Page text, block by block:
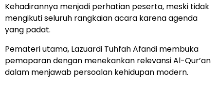
Kehadirannya menjadi perhatian peserta, meski tidak
mengikuti seluruh rangkaian acara karena agenda
yang padat.
Pemateri utama, Lazuardi Tuhfah Afandi membuka
pemaparan dengan menekankan relevansi Al-Qur’an
dalam menjawab persoalan kehidupan modern.